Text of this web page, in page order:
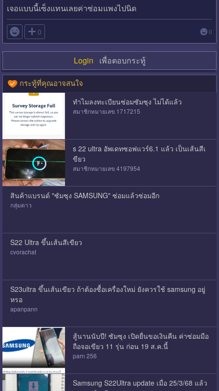
เจอแบบนี้เซ็งแทนเลยค่าซ่อมแพงไปนิด
 0 0
Login เพื่อตอบกระทู้
กระทู้ที่คุณอาจสนใจ
ทำไมลงทะเบียนซ่อมซัมซุง ไม่ได้แล้ว
สมาชิกหมายเลข 1717215
s 22 ultra อัพเดทซอฟแวร์6.1 แล้ว เป็นเส้นสีเ
ขียว
สมาชิกหมายเลข 4197954
สินค้าแบรนด์ "ซัมซุง SAMSUNG" ซ่อมแล้วซ่อมอีก
กลุ่มดาว
S22 Ultra ขึ้นเส้นสีเขียว
cvorachat
S23ultra ขึ้นเส้นเขียว ถ้าต้องซื้อเครื่องใหม่ ยังควรใช้ samsung อยู่
หรอ
apanpann
สู้นานนับปี! ซัมซุง เปิดยื่นขอเงินคืน ค่าซ่อมมือ
ถือจอเขียว 11 รุ่น ก่อน 19 ส.ค.นี้
parn 256
Samsung S22Ultra update เมื่อ 25/3/68 แล้ว